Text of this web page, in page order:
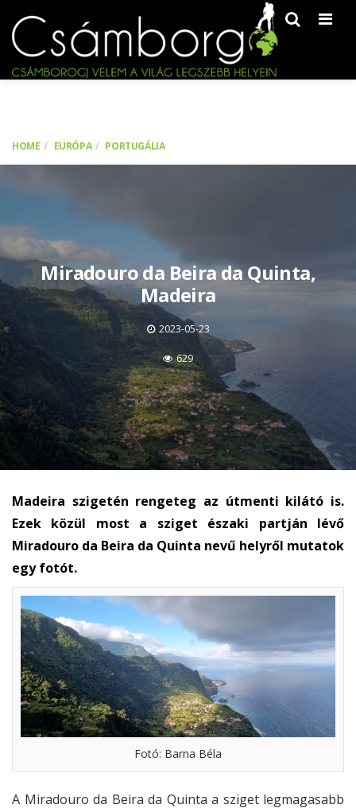
HOME EURÓPA PORTUGÁLIA
Miradouro da Beira da Quinta,
Madeira
2023-05-23
629
Madeira szigetén rengeteg az útmenti kilátó is.
Ezek közül most a sziget északi partján lévő
Miradouro da Beira da Quinta nevű helyről mutatok
egy fotót.
Fotó: Barna Béla
A Miradouro da Beira da Quinta a sziget legmagasabb